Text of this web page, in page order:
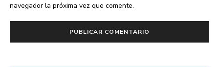
navegador la próxima vez que comente.